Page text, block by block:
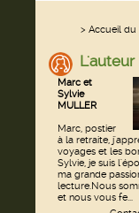
> Accueil du
L'auteur
Marc et
Sylvie
MULLER
Marc, postier
à la retraite,
voyages et les
Sylvie, je suis
ma grande
lecture.Nous
et nous vous fe...